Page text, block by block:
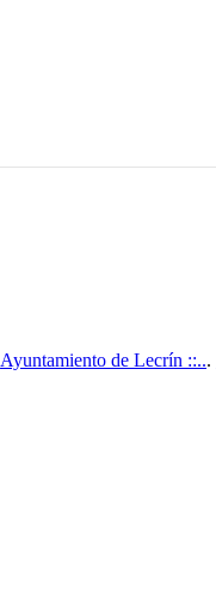
Ayuntamiento de Lecrín ::...